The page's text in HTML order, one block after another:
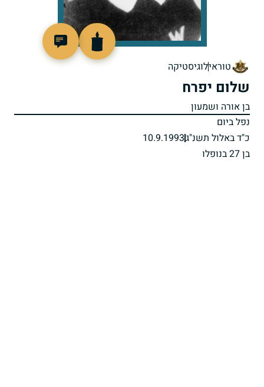
טוראילוגיסטיקה
שלום יפרח
בן אורה ושמעון
נפל ביום
כ"ד באלול תשנ"ג10.9.1993
בן 27 בנופלו